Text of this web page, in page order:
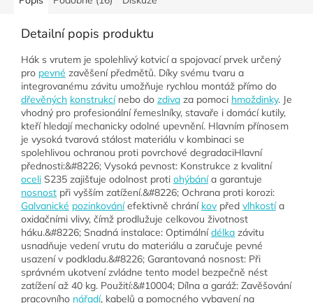
Detailní popis produktu
Hák s vrutem je spolehlivý kotvicí a spojovací prvek určený
pro pevné zavěšení předmětů. Díky svému tvaru a
integrovanému závitu umožňuje rychlou montáž přímo do
dřevěných konstrukcínebo do zdiva za pomoci hmoždinky. Je
vhodný pro profesionální řemeslníky, stavaře i domácí kutily,
kteří hledají mechanicky odolné upevnění. Hlavním přínosem
je vysoká tvarová stálost materiálu v kombinaci se
spolehlivou ochranou proti povrchové degradaciHlavní
přednosti:&#8226; Vysoká pevnost: Konstrukce z kvalitní
oceli S235 zajišťuje odolnost proti ohýbánía garantuje
nosnost při vyšším zatížení.&#8226; Ochrana proti korozi:
Galvanické pozinkováníefektivně chrání kov před vlhkostía
oxidačními vlivy, čímž prodlužuje celkovou životnost
háku.&#8226; Snadná instalace: Optimálnídélka závitu
usnadňuje vedení vrutu do materiálu a zaručuje pevné
usazení v podkladu.&#8226; Garantovaná nosnost: Při
správném ukotvení zvládne tento model bezpečně nést
zatížení až 40 kg. Použití:&#10004; Dílna a garáž: Zavěšování
pracovního nářadí, kabelů a pomocného vybavení na